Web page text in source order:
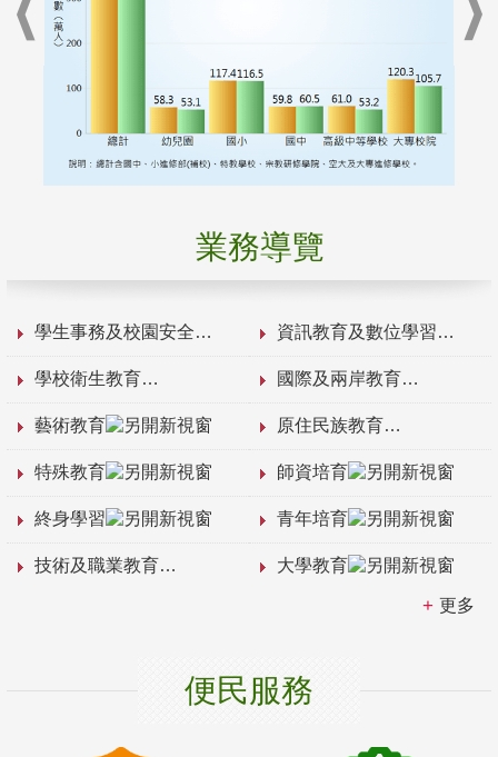
業務導覽
學生事務及校園安全 資訊教育及數位學習
學校衛生教育 國際及兩岸教育
藝術教育 原住民族教育
特殊教育 師資培育
終身學習 青年培育
技術及職業教育 大學教育
更多
便民服務